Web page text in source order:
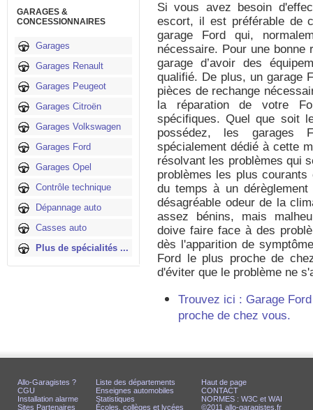
GARAGES &
CONCESSIONNAIRES
Garages
Garages Renault
Garages Peugeot
Garages Citroën
Garages Volkswagen
Garages Ford
Garages Opel
Contrôle technique
Dépannage auto
Casses auto
Plus de spécialités ...
Si vous avez besoin
escort, il est préférable de
garage Ford qui,
nécessaire. Pour une
garage d’avoir des
qualifié. De plus, un garage
pièces de rechange
la réparation de votre
spécifiques. Quel que soit
possédez, les garages
spécialement dédié à cette
résolvant les problèmes qui
problèmes les plus
du temps à un dérèglement
désagréable odeur de la
assez bénins, mais
doive faire face à des
dès l'apparition de
Ford le plus proche de
d'éviter que le problème ne
Trouvez ici : Garage
proche de chez vous.
Allo-Garagistes ?
CGU
Installation alarme
Sites Partenaires
Liste des départements
Enseignes automobiles
Statistiques
Écoles, collèges et lycées
Haut de page
CONTACT
NORMES : W3C et WAI
©2011 allo-garagistes.fr